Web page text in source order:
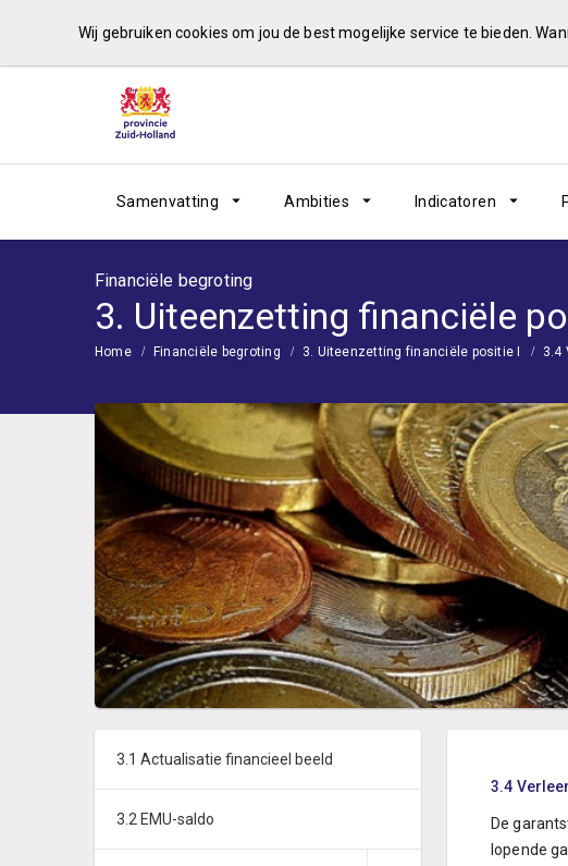
Wij gebruiken cookies om jou de best mogelijke service te bieden.
Samenvatting Ambities Indicatoren
Financiële begroting
3. Uiteenzetting financiële
Home Financiële begroting 3. Uiteenzetting financiële positie I 3.4
3.1 Actualisatie financieel beeld
3.2 EMU-saldo
3.4
De
lopende